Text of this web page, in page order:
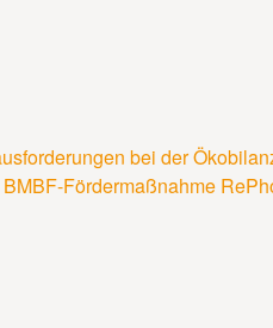
bei der
Fördermaßnahme